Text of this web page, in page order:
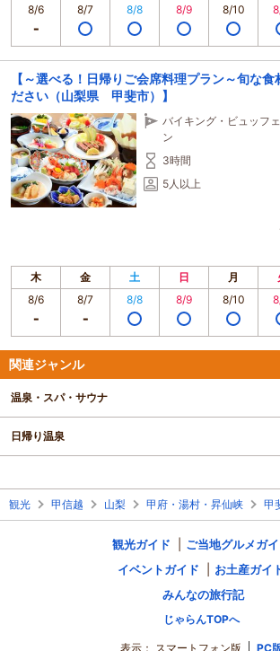
8/6
8/7 8/8 8/9 8/10
【～選べる！日帰りご会席料理プラン～旬な食
ださい（山梨県 甲斐市）】
バイキング・ビュッフ
ン
3時間
5人以上
木 金 土 日 月
8/6
8/7 8/8 8/9 8/10
関連ジャンル
温泉・スパ・サウナ
日帰り温泉
観光 甲信越 山梨 甲府・湯村・昇仙峡 甲
観光ガイド
ご当地グルメガ
イベントガイド
お土産ガイ
みんなの旅行記
じゃらんTOPへ
表示： スマートフォン版 PC